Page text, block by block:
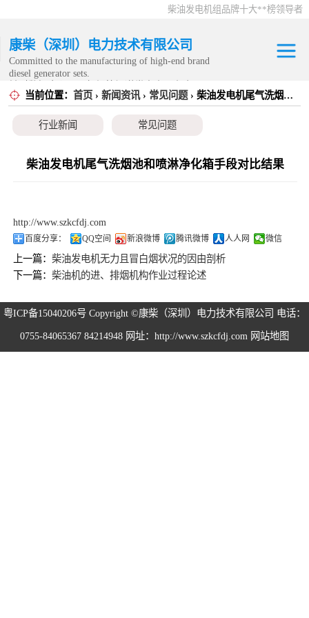
柴油发电机组品牌十大**榜领导者
康柴（深圳）电力技术有限公司
Committed to the manufacturing of high-end brand
diesel generator sets.
务范围内。
当前位置： 首页 › 新闻资讯› 常见问题 › 柴油发电机尾气洗烟池和喷淋净化箱手段对比结果
行业新闻 常见问题
柴油发电机尾气洗烟池和喷淋净化箱手段对比结果
http://www.szkcfdj.com
百度分享： QQ空间 新浪微博 腾讯微博 人人网 微信
上一篇：柴油发电机无力且冒白烟状况的因由剖析
下一篇：柴油机的进、排烟机构作业过程论述
粤ICP备15040206号 Copyright ©康柴（深圳）电力技术有限公司 电话：
0755-84065367 84214948 网址：http://www.szkcfdj.com 网站地图
康明斯发电机组
静音发电机组
移动发电机组
发电机租赁
CPG原厂整机